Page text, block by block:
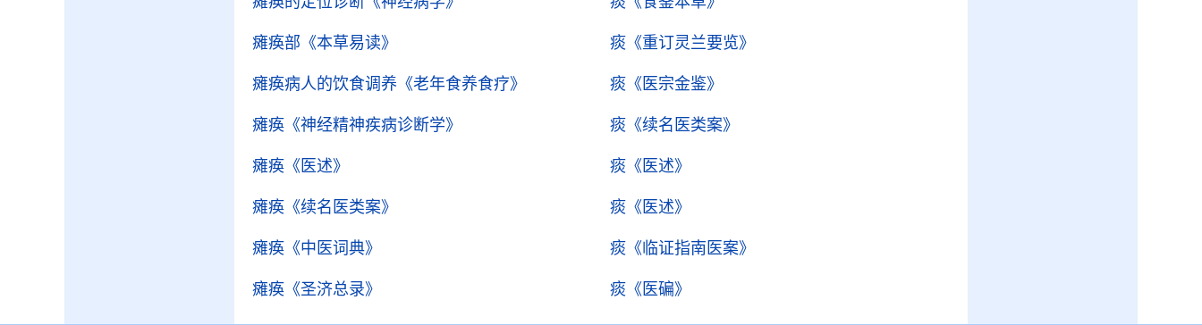
瘫痪部 《本草易读》 痰 《重订灵兰要览》
瘫痪病人的饮食调养 《老年食养食疗》 痰 《医宗金鉴》
瘫痪 《神经精神疾病诊断学》 痰 《续名医类案》
瘫痪 《医述》 痰 《医述》
瘫痪 《续名医类案》 痰 《医述》
瘫痪 《中医词典》 痰 《临证指南医案》
瘫痪 《圣济总录》 痰 《医碥》